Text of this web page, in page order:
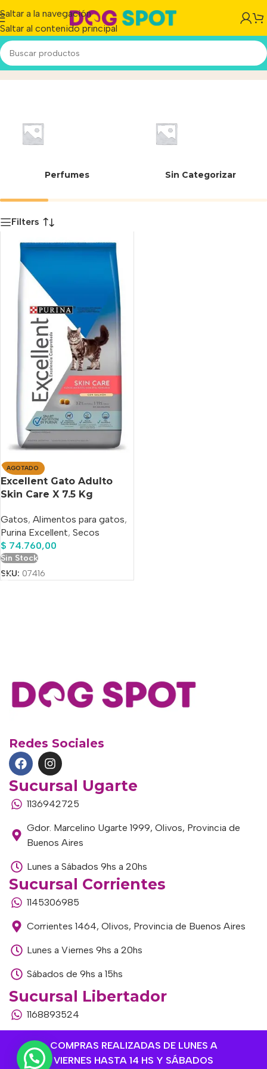
COMPRAS REALIZADAS DE LUNES A
VIERNES HASTA 14 HS Y SÁBADOS
Saltar a la navegación
Saltar al contenido principal
SkincareInicio/Producto
Perfumes Sin Categorizar
Filters
AGOTADO
Excellent Gato Adulto
Skin Care X 7.5 Kg
Gatos, Alimentos para gatos,
Purina Excellent, Secos
$ 74.760,00
Sin Stock
SKU: 07416
Redes Sociales
Sucursal Ugarte
1136942725
Gdor. Marcelino Ugarte 1999, Olivos, Provincia de
Buenos Aires
Lunes a Sábados 9hs a 20hs
Sucursal Corrientes
1145306985
Corrientes 1464, Olivos, Provincia de Buenos Aires
Lunes a Viernes 9hs a 20hs
Sábados de 9hs a 15hs
Sucursal Libertador
1168893524
Av. del Libertador 1915, Vte. López, Provincia de
Buenos Aires